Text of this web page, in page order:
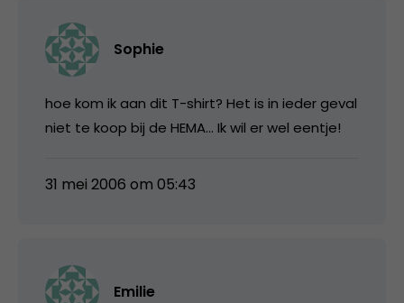
Sophie
hoe kom ik aan dit T-shirt? Het is in ieder geval
niet te koop bij de HEMA… Ik wil er wel eentje!
31 mei 2006 om 05:43
Emilie